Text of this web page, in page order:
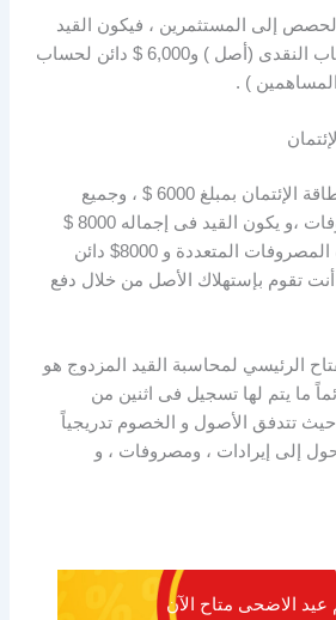
6000 $ من الحصص إلى المستثمرين ، فيكون القيد
6000 $ مدين فى الحساب النقدى (أصل ) و6,000 $ دائن لحساب
) .
تقوم بدفع مستحقات بطاقة الإئتمان بمبلغ 6000 $ ، وجميع
المشتريات تعتبر مصروفات ،و يكون القيد فى إجماله 8000 $
مدين بالنسبة لحسابات المصروفات المتعددة و 8000$ دائن
تقوم بإستهلاك الأصل من خلال دفع
الرئيسي لمحاسبة القيد المزدوج هو
ما يتم لها تسجيل فى اثنين من
حيث تتدفق الأصول و الخصوم تدريجياً
إلى إيرادات ، ومصروفات ، و
الاضحى متاح الآن